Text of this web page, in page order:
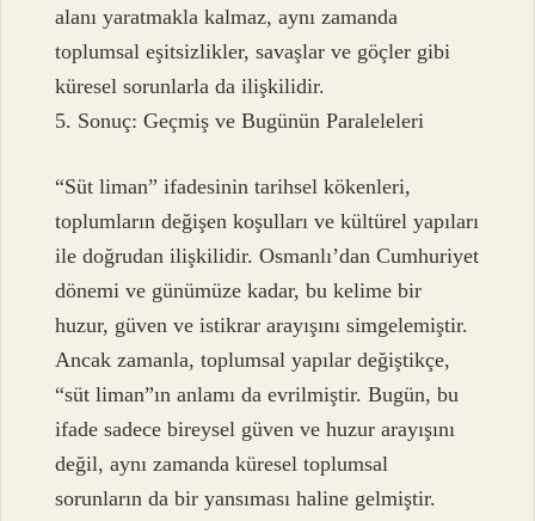
alanı yaratmakla kalmaz, aynı zamanda
toplumsal eşitsizlikler, savaşlar ve göçler gibi
küresel sorunlarla da ilişkilidir.
5. Sonuç: Geçmiş ve Bugünün Paraleleleri
“Süt liman” ifadesinin tarihsel kökenleri,
toplumların değişen koşulları ve kültürel yapıları
ile doğrudan ilişkilidir. Osmanlı’dan Cumhuriyet
dönemi ve günümüze kadar, bu kelime bir
huzur, güven ve istikrar arayışını simgelemiştir.
Ancak zamanla, toplumsal yapılar değiştikçe,
“süt liman”ın anlamı da evrilmiştir. Bugün, bu
ifade sadece bireysel güven ve huzur arayışını
değil, aynı zamanda küresel toplumsal
sorunların da bir yansıması haline gelmiştir.